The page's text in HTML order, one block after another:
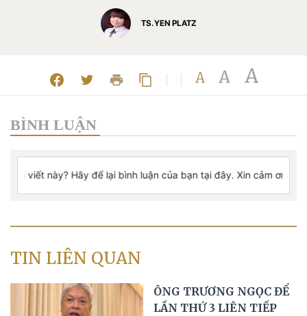
TS. YEN PLATZ
A A A
BÌNH LUẬN
TIN LIÊN QUAN
ÔNG TRƯƠNG NGỌC ĐỂ
LẦN THỨ 3 LIÊN TIẾP